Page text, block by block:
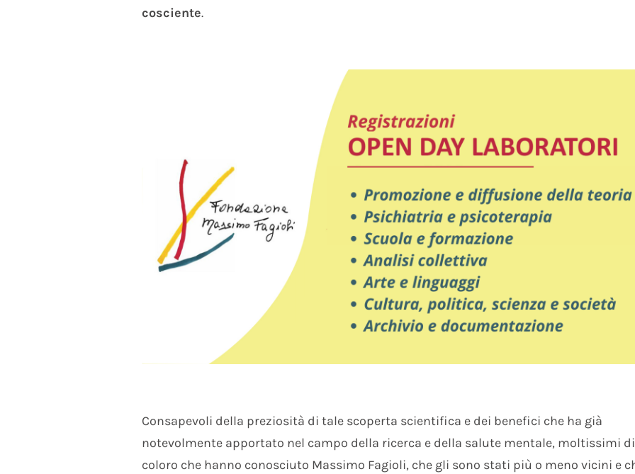
cosciente.
Consapevoli della preziosità di tale scoperta scientifica e dei benefici che ha già
notevolmente apportato nel campo della ricerca e della salute mentale, moltissimi di
coloro che hanno conosciuto Massimo Fagioli, che gli sono stati più o meno vicini e